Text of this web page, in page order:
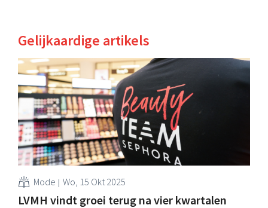
Gelijkaardige artikels
Mode Wo, 15 Okt 2025
LVMH vindt groei terug na vier kwartalen